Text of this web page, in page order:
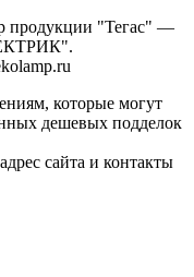
продукции "Тегас" —
которые могут
дешевых подделок
сайта и контакты